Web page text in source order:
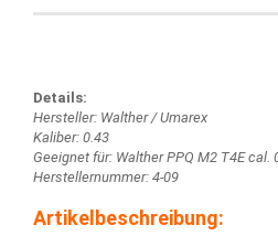
Details:
Hersteller: Walther / Umarex
Kaliber: 0.43
Geeignet für: Walther PPQ M2 T4E cal.
Herstellernummer: 4-09
Artikelbeschreibung: